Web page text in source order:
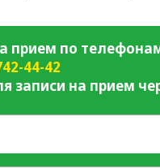
прием по
44-42
записи на прием